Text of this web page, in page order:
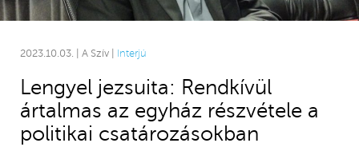
2023.10.03. | A Szív | Interjú
Lengyel jezsuita: Rendkívül
ártalmas az egyház részvétele a
politikai csatározásokban